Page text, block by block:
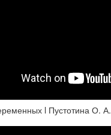
l Пустотина О. А.